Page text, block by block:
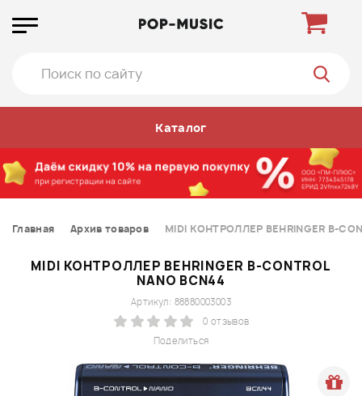
Каталог
Главная Архив товаров MIDI КОНТРОЛЛЕР BEHRINGER B-
MIDI КОНТРОЛЛЕР BEHRINGER B-CONTROL
NANO BCN44
Поделиться
Артикул: 88880003003
0 отзывов